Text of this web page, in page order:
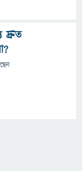
দ্রুত